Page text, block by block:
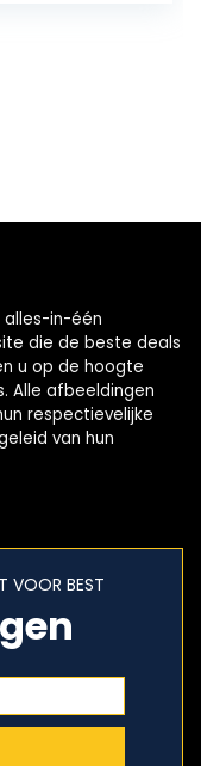
alles-in-één
die de beste deals
u op de hoogte
Alle afbeeldingen
respectievelijke
van hun
VOOR BEST